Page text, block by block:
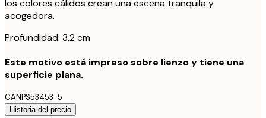
los colores cálidos crean una escena tranquila y
acogedora.
Profundidad: 3,2 cm
Este motivo está impreso sobre lienzo y tiene una
superficie plana.
CANPS53453-5
Historia del precio